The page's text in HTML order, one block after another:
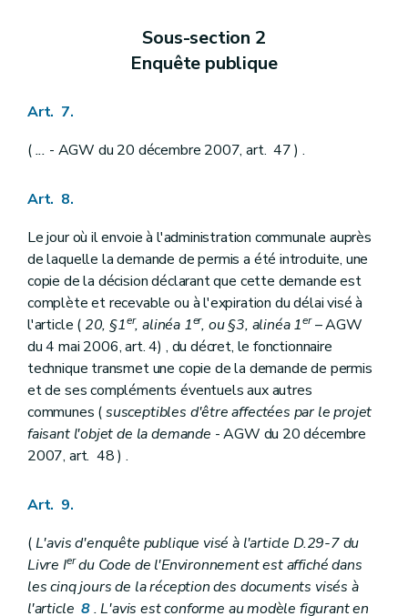
Sous-section 2
Enquête publique
Art. 7.
(... - AGW du 20 décembre 2007, art. 47 ) .
Art. 8.
Le jour où il envoie à l'administration communale auprès
de laquelle la demande de permis a été introduite, une
copie de la décision déclarant que cette demande est
complète et recevable ou à l'expiration du délai visé à
l'article ( 20, §1er, alinéa 1er, ou §3, alinéa 1er– AGW
du 4 mai 2006, art. 4) , du décret, le fonctionnaire
technique transmet une copie de la demande de permis
et de ses compléments éventuels aux autres
communes (susceptibles d'être affectées par le projet
faisant l'objet de la demande - AGW du 20 décembre
2007, art. 48 ) .
Art. 9.
(L'avis d'enquête publique visé à l'article D.29-7 du
Livre Ierdu Code de l'Environnement est affiché dans
les cinq jours de la réception des documents visés à
l'article8. L'avis est conforme au modèle figurant en